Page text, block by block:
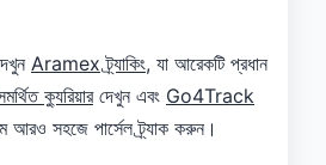
Aramex ট্র্যাকিং, যা আরেকটি প্রধান
ক্যুরিয়ারদেখুন এবং Go4Track
আরও সহজে পার্সেল ট্র্যাক করুন।